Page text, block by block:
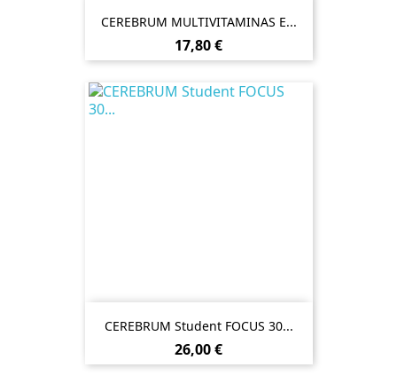
CEREBRUM MULTIVITAMINAS E...
Preço
17,80 €
CEREBRUM Student FOCUS 30...
Preço
26,00 €